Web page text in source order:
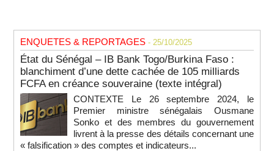
ENQUETES & REPORTAGES - 25/10/2025
État du Sénégal – IB Bank Togo/Burkina Faso :
blanchiment d’une dette cachée de 105 milliards
FCFA en créance souveraine (texte intégral)
CONTEXTE Le 26 septembre 2024, le
Premier ministre sénégalais Ousmane
Sonko et des membres du gouvernement
livrent à la presse des détails concernant une
« falsification » des comptes et indicateurs...